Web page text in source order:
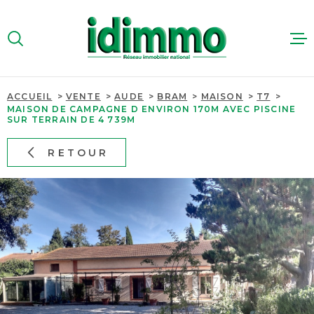
la
menu
contenu
ACHETER
IMMOBILIER
ESTIMER
QUI
ACCUEIL VENTE AUDE BRAM MAISON
T7
MAISON DE CAMPAGNE D ENVIRON 170M AVEC PISCINE
SUR TERRAIN DE 4 739M
RETOUR
VOTRE
RECHERCHE
DE
TYPE DE BIEN
PAYS
PAYS
VILLE
VILLE
Budget